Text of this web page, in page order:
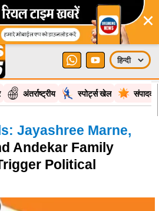
×
अंतर्राष्ट्रीय स्पोर्ट्स खेल
Jayashree Marne,
Andekar Family
Political